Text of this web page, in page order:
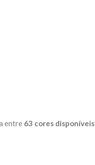
entre 63 cores disponíveis